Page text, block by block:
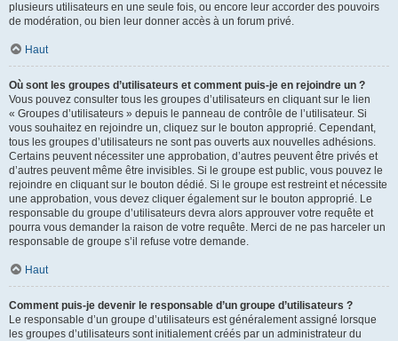
plusieurs utilisateurs en une seule fois, ou encore leur accorder des pouvoirs
de modération, ou bien leur donner accès à un forum privé.
Haut
Où sont les groupes d’utilisateurs et comment puis-je en rejoindre un ?
Vous pouvez consulter tous les groupes d’utilisateurs en cliquant sur le lien
« Groupes d’utilisateurs » depuis le panneau de contrôle de l’utilisateur. Si
vous souhaitez en rejoindre un, cliquez sur le bouton approprié. Cependant,
tous les groupes d’utilisateurs ne sont pas ouverts aux nouvelles adhésions.
Certains peuvent nécessiter une approbation, d’autres peuvent être privés et
d’autres peuvent même être invisibles. Si le groupe est public, vous pouvez le
rejoindre en cliquant sur le bouton dédié. Si le groupe est restreint et nécessite
une approbation, vous devez cliquer également sur le bouton approprié. Le
responsable du groupe d’utilisateurs devra alors approuver votre requête et
pourra vous demander la raison de votre requête. Merci de ne pas harceler un
responsable de groupe s’il refuse votre demande.
Haut
Comment puis-je devenir le responsable d’un groupe d’utilisateurs ?
Le responsable d’un groupe d’utilisateurs est généralement assigné lorsque
les groupes d’utilisateurs sont initialement créés par un administrateur du